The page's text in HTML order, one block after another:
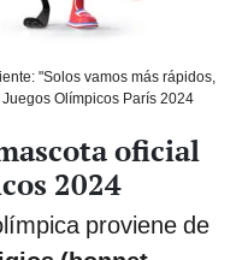
"Solos vamos más rápidos,
Olímpicos París 2024
oficial
2024
proviene de